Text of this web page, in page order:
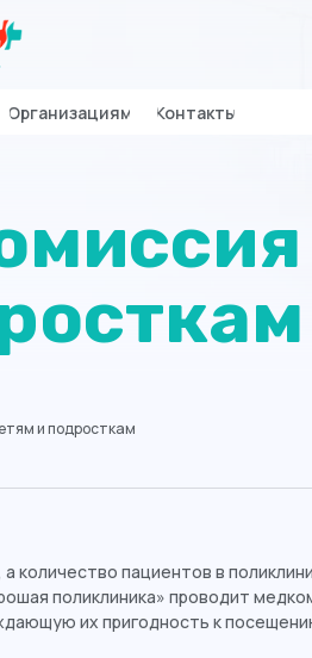
Организациям Контакты
и подросткам
количество пациентов в
поликлиника» проводит
их пригодность к